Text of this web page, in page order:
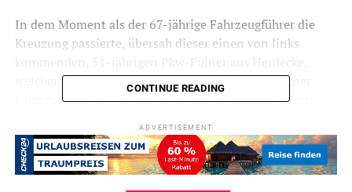
In dem Moment als der 67-jährige Fahrzeugführer die
Kreuzung passierte, übersah dieser einen von links
welcher die Straße „Egge“ in Fahrtrichtung „Wittener
Landstraße“ befuhr und missachtete dessen Vorfahrt.
Beide Fahrzeugführer führten eine Vollbremsung durch,
konnten aber einen Zusammenstoß nicht mehr
verhindern.
CONTINUE READING
ADVERTISEMENT